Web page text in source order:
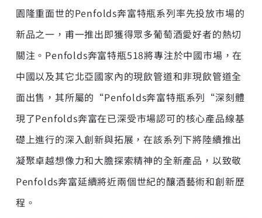
園隆重面世的Penfolds奔富特瓶系列率先投放市場的
新品之一，甫一推出即獲得眾多葡萄酒愛好者的熱切
關注。Penfolds奔富特瓶518將專注於中國市場，在
中國以及其它北亞國家內的現飲管道和非現飲管道全
面出售，其所屬的“Penfolds奔富特瓶系列“深刻體
現了Penfolds奔富在已深受市場認可的核心產品線基
礎上進行的深入創新與拓展，在該系列下將陸續推出
凝聚卓越想像力和大膽探索精神的全新產品，以致敬
Penfolds奔富延續將近兩個世紀的釀酒藝術和創新歷
程。